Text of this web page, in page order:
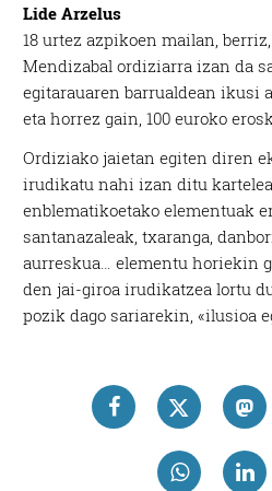
Lide Arzelus
18 urtez azpikoen mailan,
Mendizabal ordiziarra izan da
egitarauaren barrualdean ikusi
eta horrez gain, 100 euroko
Ordiziako jaietan egiten diren
irudikatu nahi izan ditu
enblematikoetako elementuak
santanazaleak, txaranga,
aurreskua… elementu horiekin
den jai-giroa irudikatzea lortu
pozik dago sariarekin, «ilusioa